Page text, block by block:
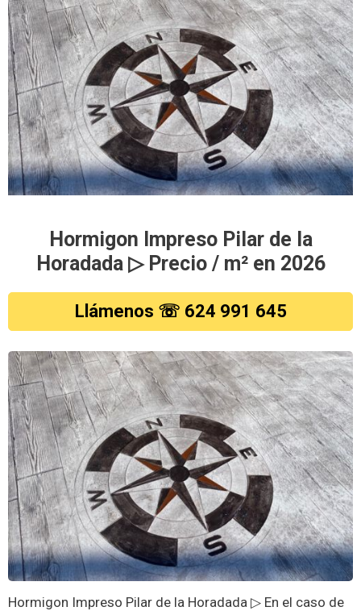
Hormigon Impreso Pilar de la
Horadada ▷ Precio / m² en 2026
Llámenos ☏ 624 991 645
Hormigon Impreso Pilar de la Horadada ▷ En el caso de